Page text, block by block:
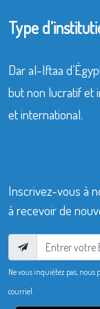
Type
Dar al-Iftaa
but non lucratif et
et international.
Inscrivez-vous à
à recevoir de
Ne vous inquiétez pas, nous
courriel.